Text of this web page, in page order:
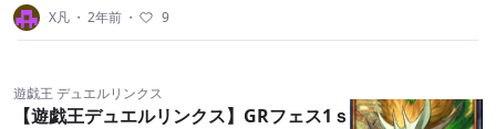
X凡 ・ 2年前 ・ 9
遊戯王 デュエルリンクス
【遊戯王デュエルリンクス】GRフェス1ｓ